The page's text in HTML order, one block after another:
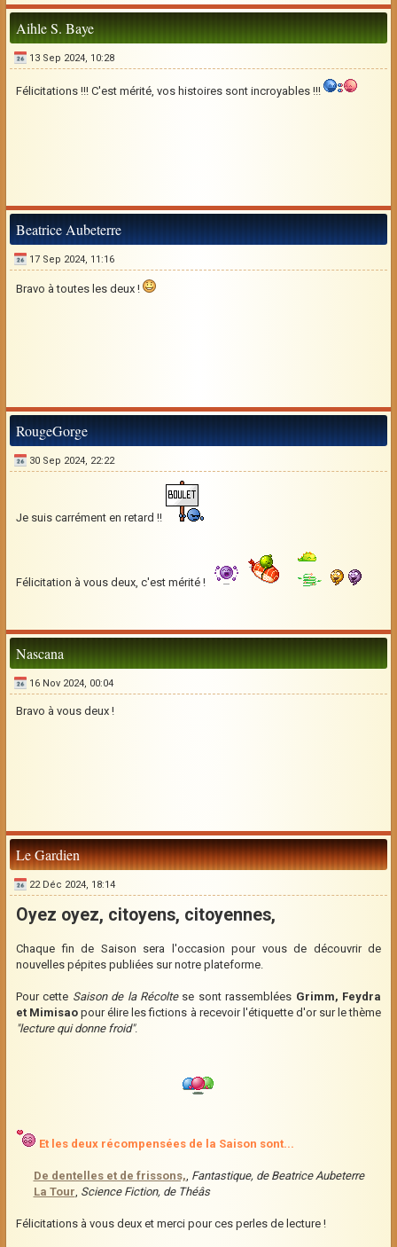
Aihle S. Baye
13 Sep 2024, 10:28
Félicitations !!! C'est mérité, vos histoires sont incroyables !!!
Beatrice Aubeterre
17 Sep 2024, 11:16
Bravo à toutes les deux !
RougeGorge
30 Sep 2024, 22:22
Je suis carrément en retard !!
Félicitation à vous deux, c'est mérité !
Nascana
16 Nov 2024, 00:04
Bravo à vous deux !
Le Gardien
22 Déc 2024, 18:14
Oyez oyez, citoyens, citoyennes,
Chaque fin de Saison sera l'occasion pour vous de découvrir de
nouvelles pépites publiées sur notre plateforme.
Pour cette Saison de la Récoltese sont rassemblées Grimm, Feydra
et Mimisao pour élire les fictions à recevoir l'étiquette d'or sur le thème
"lecture qui donne froid".
Et les deux récompensées de la Saison sont...
De dentelles et de frissons,, Fantastique, de Beatrice Aubeterre
La Tour, Science Fiction, de Théâs
Félicitations à vous deux et merci pour ces perles de lecture !